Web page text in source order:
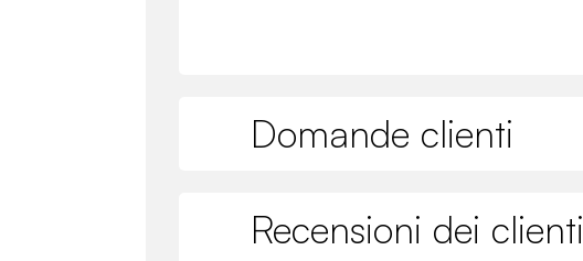
Domande clienti
Recensioni dei clienti